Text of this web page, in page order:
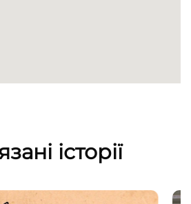
історії